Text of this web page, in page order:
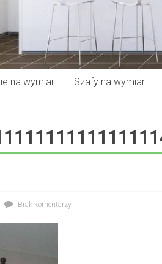
na wymiar Szafy na wymiar
Brak komentarzy